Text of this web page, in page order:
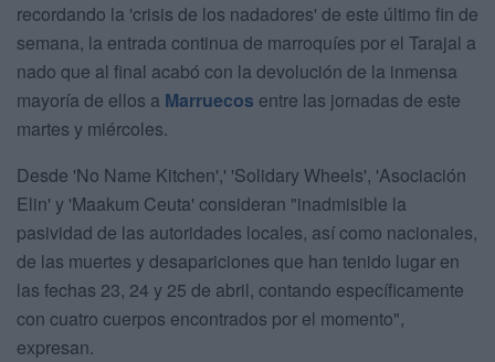
recordando la 'crisis de los nadadores' de este último fin de
semana, la entrada continua de marroquíes por el Tarajal a
nado que al final acabó con la devolución de la inmensa
mayoría de ellos a Marruecos entre las jornadas de este
martes y miércoles.
Desde 'No Name Kitchen',' 'Solidary Wheels', 'Asociación
Elin' y 'Maakum Ceuta' consideran "inadmisible la
pasividad de las autoridades locales, así como nacionales,
de las muertes y desapariciones que han tenido lugar en
las fechas 23, 24 y 25 de abril, contando específicamente
con cuatro cuerpos encontrados por el momento",
expresan.